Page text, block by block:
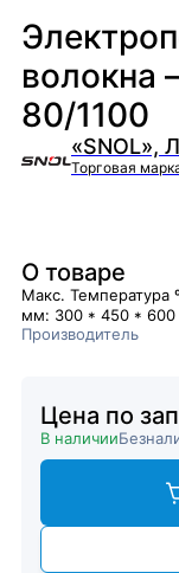
волокна
80/1100
«SNOL»,
Торговая
О товаре
Макс.
мм: 300 * 450 *
Производитель
Цена по
В наличии